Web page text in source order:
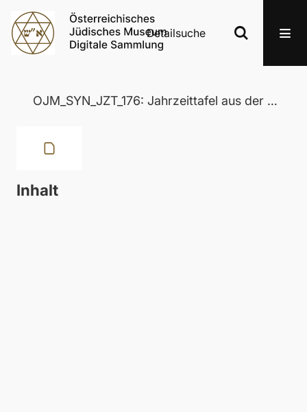
Detailsuche
OJM_SYN_JZT_176: Jahrzeittafel aus der Wertheimer Synagoge in Eisenstadt
Inhalt